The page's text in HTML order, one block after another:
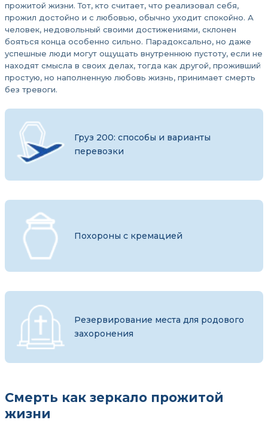
прожитой жизни. Тот, кто считает, что реализовал себя,
прожил достойно и с любовью, обычно уходит спокойно. А
человек, недовольный своими достижениями, склонен
бояться конца особенно сильно. Парадоксально, но даже
успешные люди могут ощущать внутреннюю пустоту, если не
находят смысла в своих делах, тогда как другой, проживший
простую, но наполненную любовь жизнь, принимает смерть
без тревоги.
Груз 200: способы и варианты
перевозки
Похороны с кремацией
Резервирование места для родового
захоронения
Смерть как зеркало прожитой
жизни